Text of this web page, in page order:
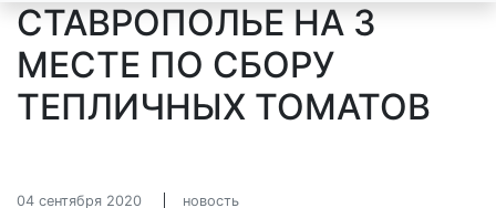
СТАВРОПОЛЬЕ НА 3
МЕСТЕ ПО СБОРУ
ТЕПЛИЧНЫХ ТОМАТОВ
04 сентября 2020 новость